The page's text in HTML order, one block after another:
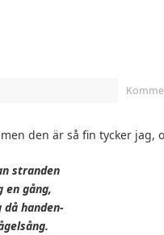
den är så fin tycker jag,
stranden
en gång,
handen-